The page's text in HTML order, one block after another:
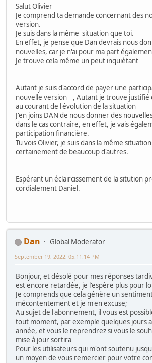
Salut Olivier
Je comprend ta demande concernant des
version.
Je suis dans la même situation que toi.
En effet, je pense que Dan devrais nous
nouvelles, car je n'ai pour ma part
Je trouve cela même un peut inquiètant
Autant je suis d'accord de payer une
nouvelle version , Autant je trouve justifié
au courant de l'évolution de la situation
J'en joins DAN de nous donner des
dans le cas contraire, en effet, je vais
participation financière.
Tu vois Olivier, je suis dans la même
certainement de beaucoup d'autres.
Espérant un éclaircissement de la sitution
cordialement Daniel.
Dan
Global Moderator
September 19, 2022, 05:11:14 PM
Bonjour, et désolé pour mes réponses
est encore retardée, je l'espère plus pour
Je comprends que cela génère un
mécontentement et je m'en excuse;
Au sujet de l'abonnement, il vous est
tout moment, par exemple quelques jours
année, et vous le reprendrez si vous le
mise à jour sortira
Pour les utilisateurs qui m'ont soutenu
un moyen de vous remercier pour votre